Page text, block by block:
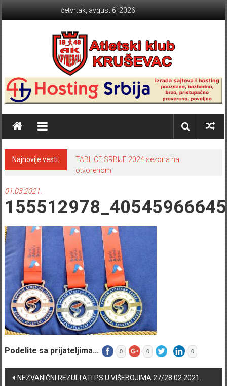
četvrtak, avgust 6, 2026
Atletski klub KRUŠEVAC
Najnovije vesti:
TABLICE SRBIJE 2024 sezona na
otvorenom
01.03.2021.
Podelite sa prijateljima... 0 0 0
Post navigation
NEZVANIČNI REZULTATI PS U VIŠEBOJIMA 27/28.02.2021.